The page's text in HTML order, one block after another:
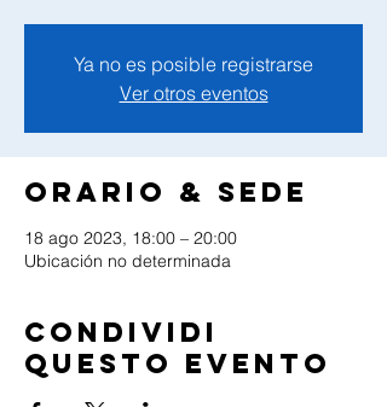
Ya no es posible registrarse
Ver otros eventos
Orario & Sede
18 ago 2023, 18:00 – 20:00
Ubicación no determinada
Condividi
questo evento